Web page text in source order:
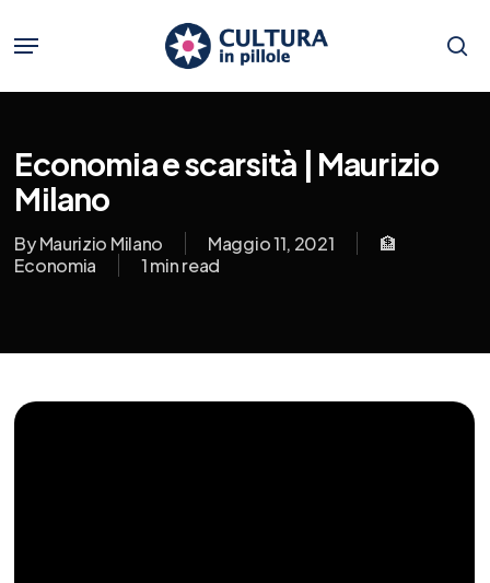
main
content
Menu
Economia e scarsità | Maurizio
Milano
ByMaurizio Milano Maggio 11, 2021
🏦
Economia
1 min read